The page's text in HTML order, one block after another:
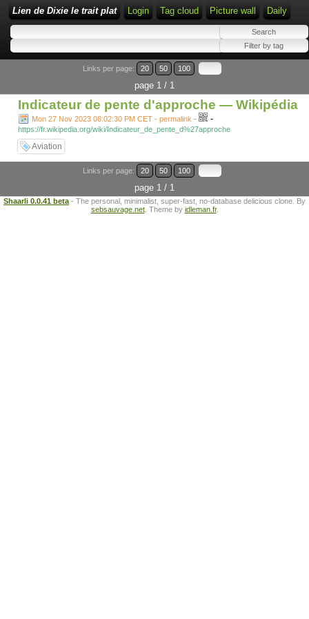
Lien de Dixie le trait plat Login Tag cloud Picture wall Daily
Links per page: 20 50 100
page 1 / 1
Indicateur de pente d'approche — Wikipédia
Mon 27 Nov 2023 08:02:30 PM CET - permalink - -
https://fr.wikipedia.org/wiki/Indicateur_de_pente_d%27approche
Aviation
Links per page: 20 50 100
page 1 / 1
Shaarli 0.0.41 beta - The personal, minimalist, super-fast, no-database delicious clone. By
sebsauvage.net. Theme by idleman.fr.